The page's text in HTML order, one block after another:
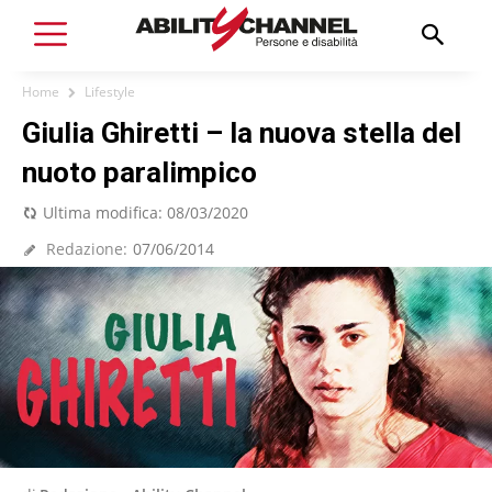
Home Lifestyle
Giulia Ghiretti – la nuova stella del
nuoto paralimpico
Ultima modifica: 08/03/2020
Redazione: 07/06/2014